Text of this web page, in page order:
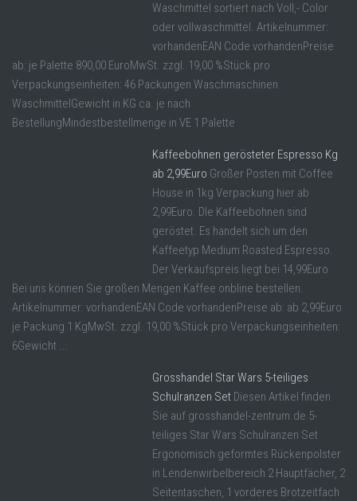
Waschmittel sortiert nach Voll,- Color
oder vollwaschmittel. Artikelnummer:
vorhandenEAN Code vorhandenPreise
ab: je Palette 890,00 EuroMwSt. zzgl. 19,00 %Stück pro
Verpackungseinheiten: 46 Packungen Waschmaschinen
WaschmittelGewicht in KG ca. je nach
BestellungMindestbestellmenge in VE 1 Palette
Kaffeebohnen gerösteter Espresso Kg
ab 2,99Euro Großer Posten mit Coffee
House in 1kg Verpackung hier ab
2,99Euro. DIe Kaffeebohnen sind
geröstet. Es handelt sich um den
Kaffeetyp Medium Roasted Espresso.
Der Verkaufspreis liegt bei 14,99Euro
Bei uns können Sie großen Mengen Kaffee onbline bestellen.
Artikelnummer: vorhandenEAN Code vorhandenPreise ab: ab 2,99Euro
je Packung 1 KgMwSt. zzgl. 19,00 %Stück pro Verpackungseinheiten:
6Gewicht ...
Grosshandel Star Wars 5-teiliges
Schulranzen Set Diesen Artikel finden
Sie auf grosshandel-zentrum.de 5-
teiliges Star Wars Schulranzen Set
Ergonomisch geformtes Rückenpolster
in Lendenwirbelbereich 2 Hauptfächer, 2
Seitentaschen, 1 vorderes Brotzeitfach